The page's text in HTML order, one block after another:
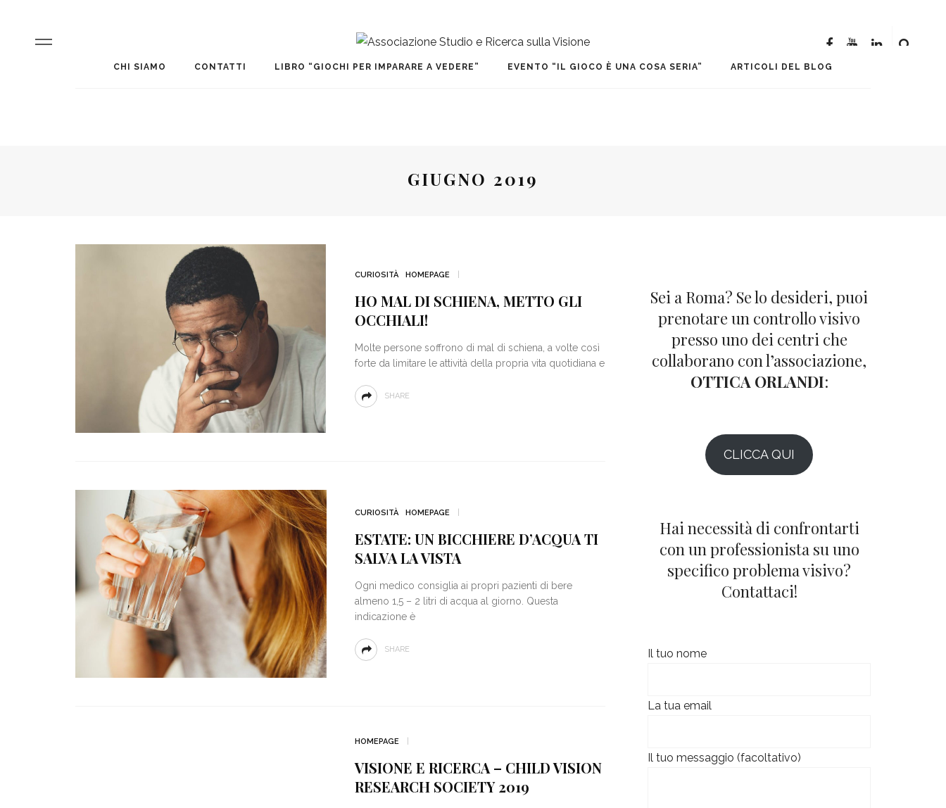
CHI SIAMO CONTATTI LIBRO “GIOCHI PER IMPARARE A VEDERE” EVENTO “IL GIOCO È UNA COSA SERIA” ARTICOLI DEL BLOG
GIUGNO 2019
CURIOSITÀ HOMEPAGE
HO MAL DI SCHIENA, METTO GLI
OCCHIALI!
Molte persone soffrono di mal di schiena, a volte così
forte da limitare le attività della propria vita quotidiana e
SHARE
CURIOSITÀ HOMEPAGE
ESTATE: UN BICCHIERE D’ACQUA TI
SALVA LA VISTA
Ogni medico consiglia ai propri pazienti di bere
almeno 1,5 – 2 litri di acqua al giorno. Questa
indicazione è
SHARE
HOMEPAGE
VISIONE E RICERCA – CHILD VISION
RESEARCH SOCIETY 2019
Sei a Roma? Se lo desideri, puoi
prenotare un controllo visivo
presso uno dei centri che
collaborano con l’associazione,
OTTICA ORLANDI:
CLICCA QUI
Hai necessità di confrontarti
con un professionista su uno
specifico problema visivo?
Contattaci!
Il tuo nome
La tua email
Il tuo messaggio (facoltativo)